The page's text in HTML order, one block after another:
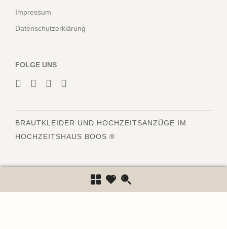
Impressum
Datenschutzerklärung
FOLGE UNS
BRAUTKLEIDER UND HOCHZEITSANZÜGE IM
HOCHZEITSHAUS BOOS ®